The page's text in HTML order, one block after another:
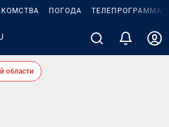
ПОГОДА ТЕЛЕПРОГРАММА
области